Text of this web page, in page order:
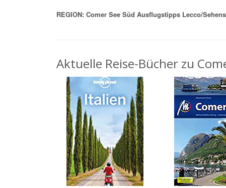
REGION: Comer See Süd Ausflugstipps Lecco/
Aktuelle Reise-Bücher zu